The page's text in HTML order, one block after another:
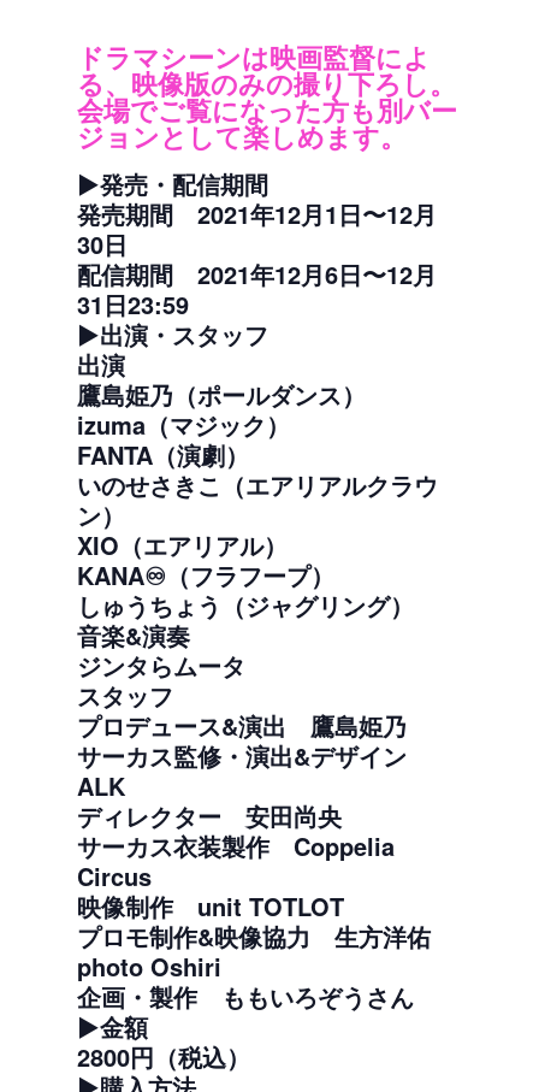
ドラマシーンは映画監督によ
る、映像版のみの撮り下ろし。
会場でご覧になった方も別バー
ジョンとして楽しめます。
▶︎発売・配信期間
発売期間 2021年12月1日〜12月
30日
配信期間 2021年12月6日〜12月
31日23:59
▶︎出演・スタッフ
出演
鷹島姫乃（ポールダンス）
izuma（マジック）
FANTA（演劇）
いのせさきこ（エアリアルクラウ
ン）
XIO（エアリアル）
KANA♾（フラフープ）
しゅうちょう（ジャグリング）
音楽&演奏
ジンタらムータ
スタッフ
プロデュース&演出 鷹島姫乃
サーカス監修・演出&デザイン
ALK
ディレクター 安田尚央
サーカス衣装製作 Coppelia
Circus
映像制作 unit TOTLOT
プロモ制作&映像協力 生方洋佑
photo Oshiri
企画・製作 ももいろぞうさん
▶︎金額
2800円（税込）